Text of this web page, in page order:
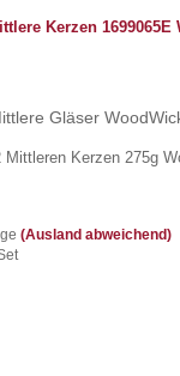
Gläser
Kerzen 275g
(Ausland abweichend)